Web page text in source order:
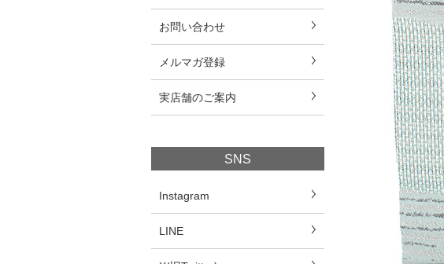
お問い合わせ
メルマガ登録
実店舗のご案内
SNS
Instagram
LINE